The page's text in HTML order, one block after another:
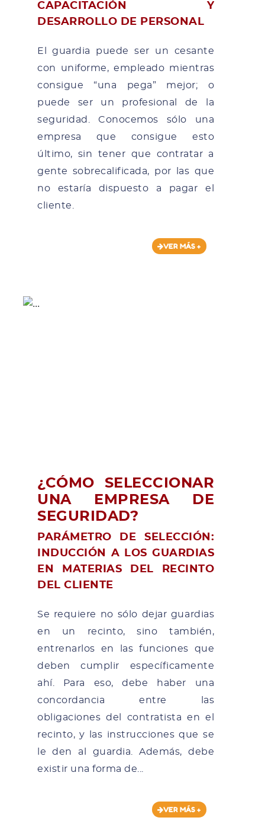
CAPACITACIÓN Y
DESARROLLO DE PERSONAL
El guardia puede ser un cesante
con uniforme, empleado mientras
consigue “una pega” mejor; o
puede ser un profesional de la
seguridad. Conocemos sólo una
empresa que consigue esto
último, sin tener que contratar a
gente sobrecalificada, por las que
no estaría dispuesto a pagar el
cliente.
VER MÁS +
¿CÓMO SELECCIONAR
UNA EMPRESA DE
SEGURIDAD?
PARÁMETRO DE SELECCIÓN:
INDUCCIÓN A LOS GUARDIAS
EN MATERIAS DEL RECINTO
DEL CLIENTE
Se requiere no sólo dejar guardias
en un recinto, sino también,
entrenarlos en las funciones que
deben cumplir específicamente
ahí. Para eso, debe haber una
concordancia entre las
obligaciones del contratista en el
recinto, y las instrucciones que se
le den al guardia. Además, debe
existir una forma de...
VER MÁS +